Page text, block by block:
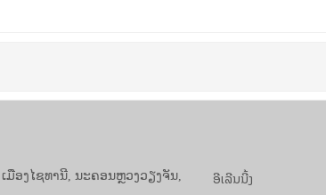
ມືອງໄຊທານີ, ນະຄອນຫຼວງວຽງຈັນ,
ອີເລີນນີ້ງ